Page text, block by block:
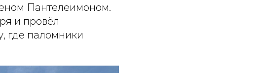
Пантелеимоном.
и провёл
где паломники